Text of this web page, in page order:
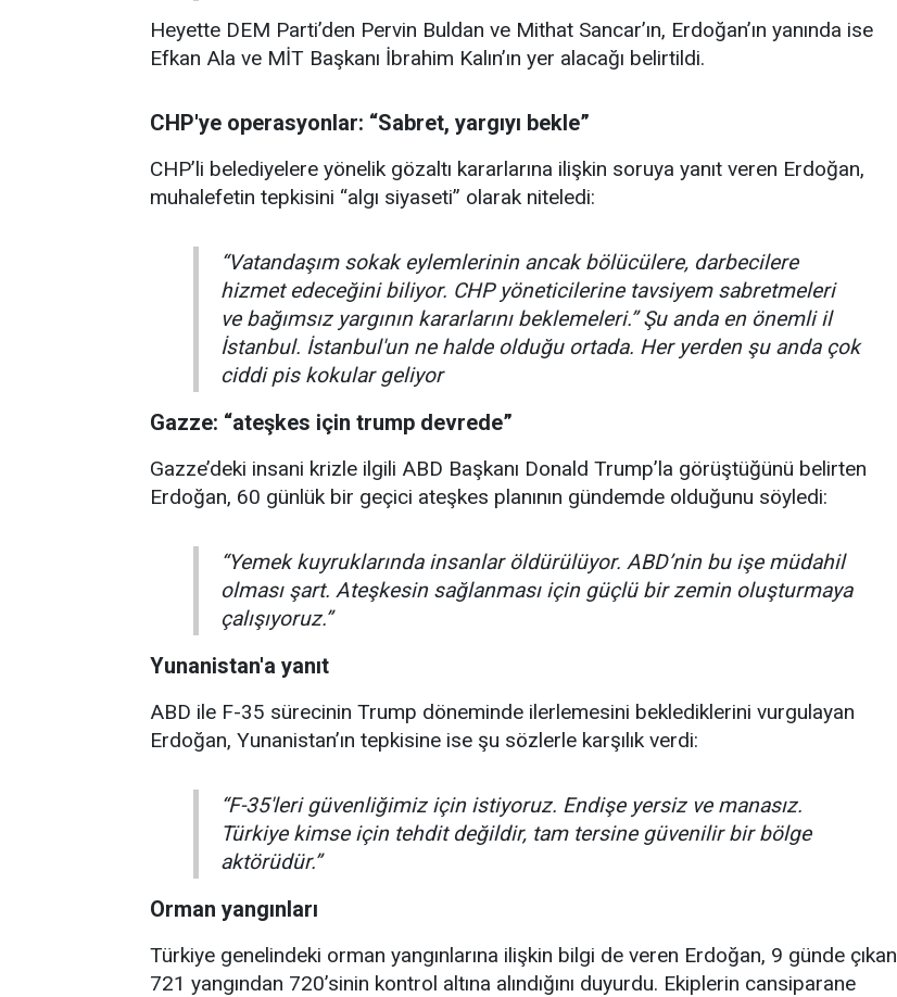
Heyette DEM Parti’den Pervin Buldan ve Mithat Sancar’ın, Erdoğan’ın yanında ise
Efkan Ala ve MİT Başkanı İbrahim Kalın’ın yer alacağı belirtildi.
CHP'ye operasyonlar: “Sabret, yargıyı bekle”
CHP’li belediyelere yönelik gözaltı kararlarına ilişkin soruya yanıt veren Erdoğan,
muhalefetin tepkisini “algı siyaseti” olarak niteledi:
“Vatandaşım sokak eylemlerinin ancak bölücülere, darbecilere
hizmet edeceğini biliyor. CHP yöneticilerine tavsiyem sabretmeleri
ve bağımsız yargının kararlarını beklemeleri.” Şu anda en önemli il
İstanbul. İstanbul'un ne halde olduğu ortada. Her yerden şu anda çok
ciddi pis kokular geliyor
Gazze: “ateşkes için trump devrede”
Gazze’deki insani krizle ilgili ABD Başkanı Donald Trump’la görüştüğünü belirten
Erdoğan, 60 günlük bir geçici ateşkes planının gündemde olduğunu söyledi:
“Yemek kuyruklarında insanlar öldürülüyor. ABD’nin bu işe müdahil
olması şart. Ateşkesin sağlanması için güçlü bir zemin oluşturmaya
çalışıyoruz.”
Yunanistan'a yanıt
ABD ile F-35 sürecinin Trump döneminde ilerlemesini beklediklerini vurgulayan
Erdoğan, Yunanistan’ın tepkisine ise şu sözlerle karşılık verdi:
“F-35'leri güvenliğimiz için istiyoruz. Endişe yersiz ve manasız.
Türkiye kimse için tehdit değildir, tam tersine güvenilir bir bölge
aktörüdür.”
Orman yangınları
Türkiye genelindeki orman yangınlarına ilişkin bilgi de veren Erdoğan, 9 günde çıkan
721 yangından 720’sinin kontrol altına alındığını duyurdu. Ekiplerin cansiparane